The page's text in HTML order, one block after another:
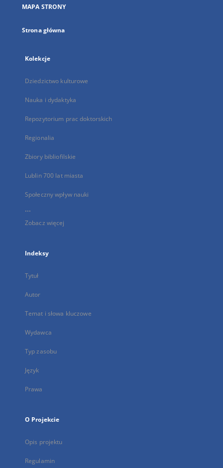
karcie
MAPA STRONY
Strona główna
Kolekcje
Dziedzictwo kulturowe
Nauka i dydaktyka
Repozytorium prac doktorskich
Regionalia
Zbiory bibliofilskie
Lublin 700 lat miasta
Społeczny wpływ nauki
...
Zobacz więcej
Indeksy
Tytuł
Autor
Temat i słowa kluczowe
Wydawca
Typ zasobu
Język
Prawa
O Projekcie
Opis projektu
Regulamin